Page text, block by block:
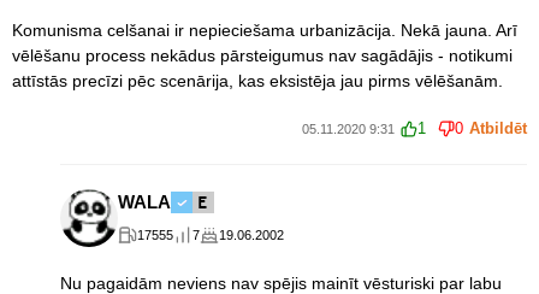
Komunisma celšanai ir nepieciešama urbanizācija. Nekā jauna. Arī
vēlēšanu process nekādus pārsteigumus nav sagādājis - notikumi
attīstās precīzi pēc scenārija, kas eksistēja jau pirms vēlēšanām.
05.11.2020 9:31 1 0 Atbildēt
WALA
17555 7 19.06.2002
Nu pagaidām neviens nav spējis mainīt vēsturiski par labu